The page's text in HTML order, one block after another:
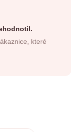
které